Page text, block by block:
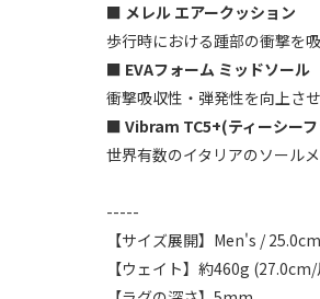
■ メレル エアークッション
歩行時における踵部の衝撃を
■ EVAフォーム ミッドソール
衝撃吸収性・弾発性を向上さ
■ Vibram TC5+(ティーシー
世界有数のイタリアのソール
-----
【サイズ展開】 Men's /
【ウェイト】約460g